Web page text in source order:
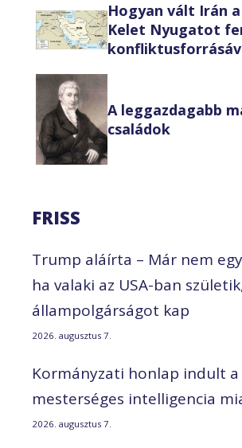
Hogyan vált Irán
Kelet Nyugatot
A leggazdagabb
családok
FRISS
Trump aláírta – Már nem
ha valaki az USA-ban
állampolgárságot kap
2026. augusztus 7.
Kormányzati honlap indult a
mesterséges intelligencia
2026. augusztus 7.